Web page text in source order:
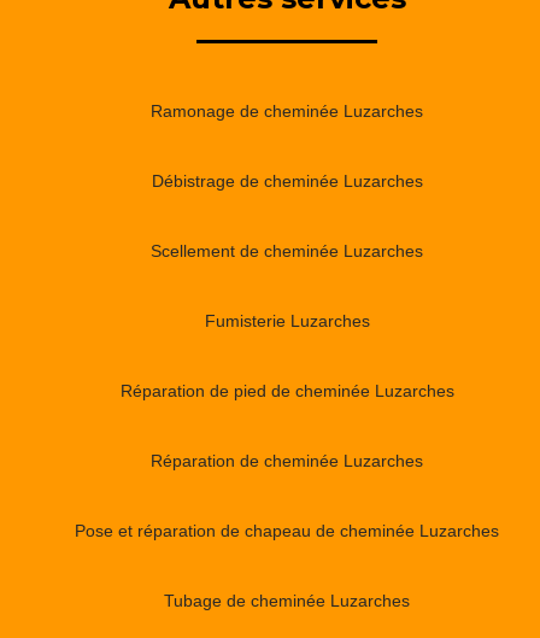
Ramonage de cheminée Luzarches
Débistrage de cheminée Luzarches
Scellement de cheminée Luzarches
Fumisterie Luzarches
Réparation de pied de cheminée Luzarches
Réparation de cheminée Luzarches
Pose et réparation de chapeau de cheminée Luzarches
Tubage de cheminée Luzarches